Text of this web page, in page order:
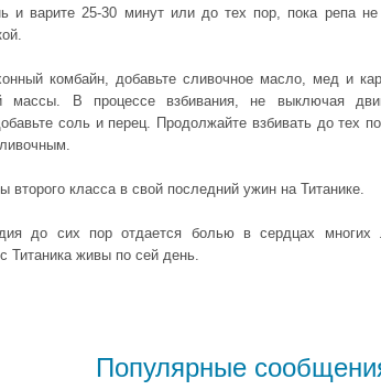
и варите 25-30 минут или до тех пор, пока репа не
комбайн, добавьте сливочное масло, мед и
массы. В процессе взбивания, не выключая
соль и перец. Продолжайте взбивать до тех
класса в свой последний ужин на Титанике.
до сих пор отдается болью в сердцах многих
Титаника живы по сей день.
Популярные